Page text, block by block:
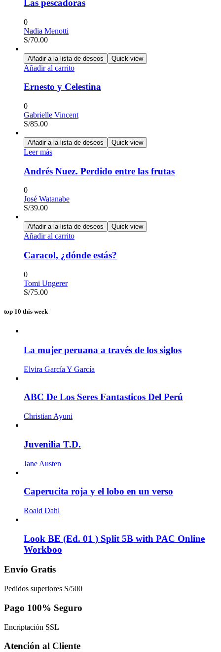
Las pescadoras
0
Nadia Menotti
S/70.00
Añadir a la lista de deseos Quick view
Añadir al carrito
Ernesto y Celestina
0
Gabrielle Vincent
S/85.00
Añadir a la lista de deseos Quick view
Leer más
Andrés Nuez. Perdido entre las frutas
0
José Watanabe
S/39.00
Añadir a la lista de deseos Quick view
Añadir al carrito
Caracol, ¿dónde estás?
0
Tomi Ungerer
S/75.00
top 10 this week
La mujer peruana a través de los siglos
Elvira García Y García
ABC De Los Seres Fantasticos Del Perú
Christian Ayuni
Juvenilia T.D.
Jane Austen
Caperucita roja y el lobo en un verso
Roald Dahl
Look BE (Ed. 01 ) Split 5B with PAC Online
Workboo
Envío Gratis
Pedidos superiores S/500
Pago 100% Seguro
Encriptación SSL
Atención al Cliente